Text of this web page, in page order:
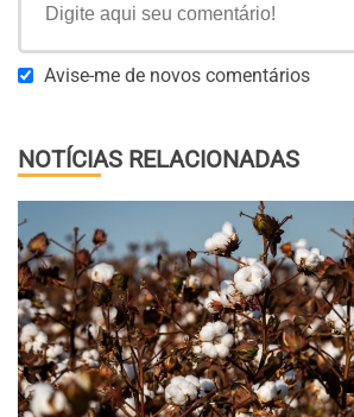
Avise-me de novos comentários
NOTÍCIAS RELACIONADAS